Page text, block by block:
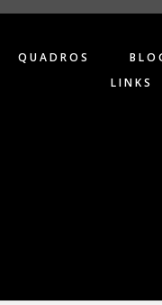
QUADROS
LINKS